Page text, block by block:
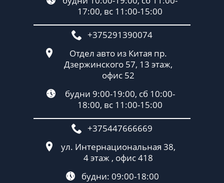
17:00, вс 11:00-15:00
+375291390074
Отдел авто из Китая пр.
Дзержинского 57, 13 этаж,
офис 52
будни 9:00-19:00, сб 10:00-
18:00, вс 11:00-15:00
+375447666669
ул. Интернациональная 38,
4 этаж , офис 418
будни: 09:00-18:00